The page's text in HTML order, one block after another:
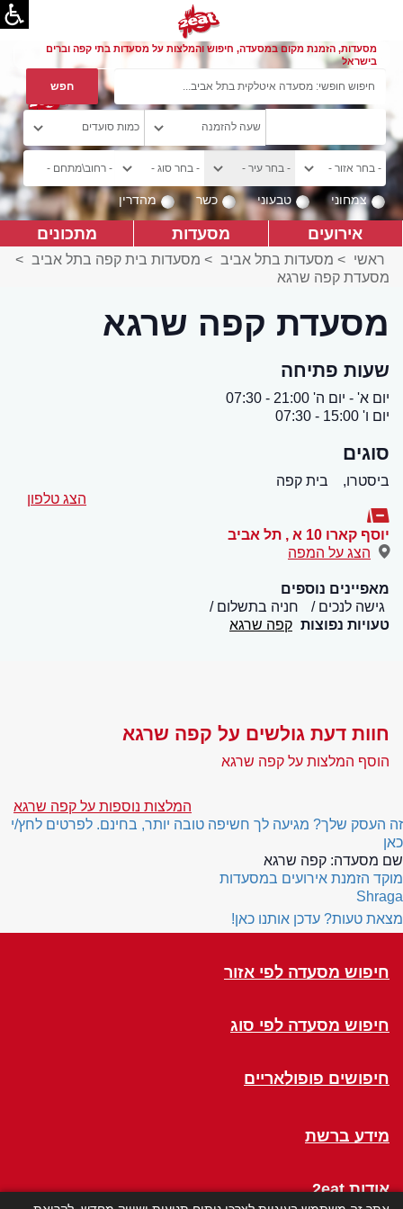
מסעדות, הזמנת מקום במסעדה, חיפוש והמלצות על מסעדות בתי קפה וברים
בישראל
צמחוני טבעוני כשר מהדרין
אירועים מסעדות מתכונים
ראשי > מסעדות בתל אביב > מסעדות בית קפה בתל אביב >
מסעדת קפה שרגא
מסעדת קפה שרגא
שעות פתיחה
יום א' - יום ה' 21:00 - 07:30
יום ו' 15:00 - 07:30
סוגים
ביסטרו,
בית קפה
הצג טלפון
יוסף קארו 10 א , תל אביב
הצג על המפה
מאפיינים נוספים
גישה לנכים
חניה בתשלום
טעויות נפוצות קפה שרגא
חוות דעת גולשים על קפה שרגא
הוסף המלצות על קפה שרגא
המלצות נוספות על קפה שרגא
זה העסק שלך? מגיעה לך חשיפה טובה יותר, בחינם. לפרטים לחץ/י
כאן
שם מסעדה: קפה שרגא
מוקד הזמנת אירועים במסעדות
Shraga
מצאת טעות? עדכן אותנו כאן!
חיפוש מסעדה לפי אזור
חיפוש מסעדה לפי סוג
חיפושים פופולאריים
מידע ברשת
אודות 2eat